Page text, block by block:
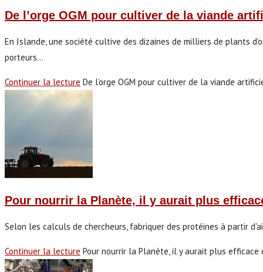
De l’orge OGM pour cultiver de la viande
En Islande, une société cultive des dizaines de milliers de plants
porteurs…
Continuer la lecture De l’orge OGM pour cultiver de la viande
Pour nourrir la Planète, il y aurait plus
Selon les calculs de chercheurs, fabriquer des protéines à partir
Continuer la lecture Pour nourrir la Planète, il y aurait plus efficace